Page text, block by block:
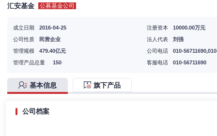
汇安基金 公募基金公司
成立日期
2016-04-25
公司性质
民营企业
注册资本
10000.00万元
法人代表
刘强
管理规模
479.40亿元
管理产品总量
150
公司电话
010-
客服电话
010-56711690
基本信息 旗下产品
公司档案